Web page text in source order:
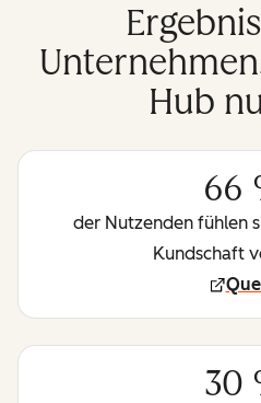
Hub
66
der Nutzenden fühlen
Kundschaft
30